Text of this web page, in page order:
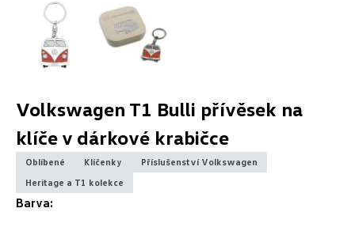
Volkswagen T1 Bulli přívěsek na
klíče v dárkové krabičce
Oblíbené Klíčenky
Příslušenství Volkswagen
Heritage a T1 kolekce
Barva: